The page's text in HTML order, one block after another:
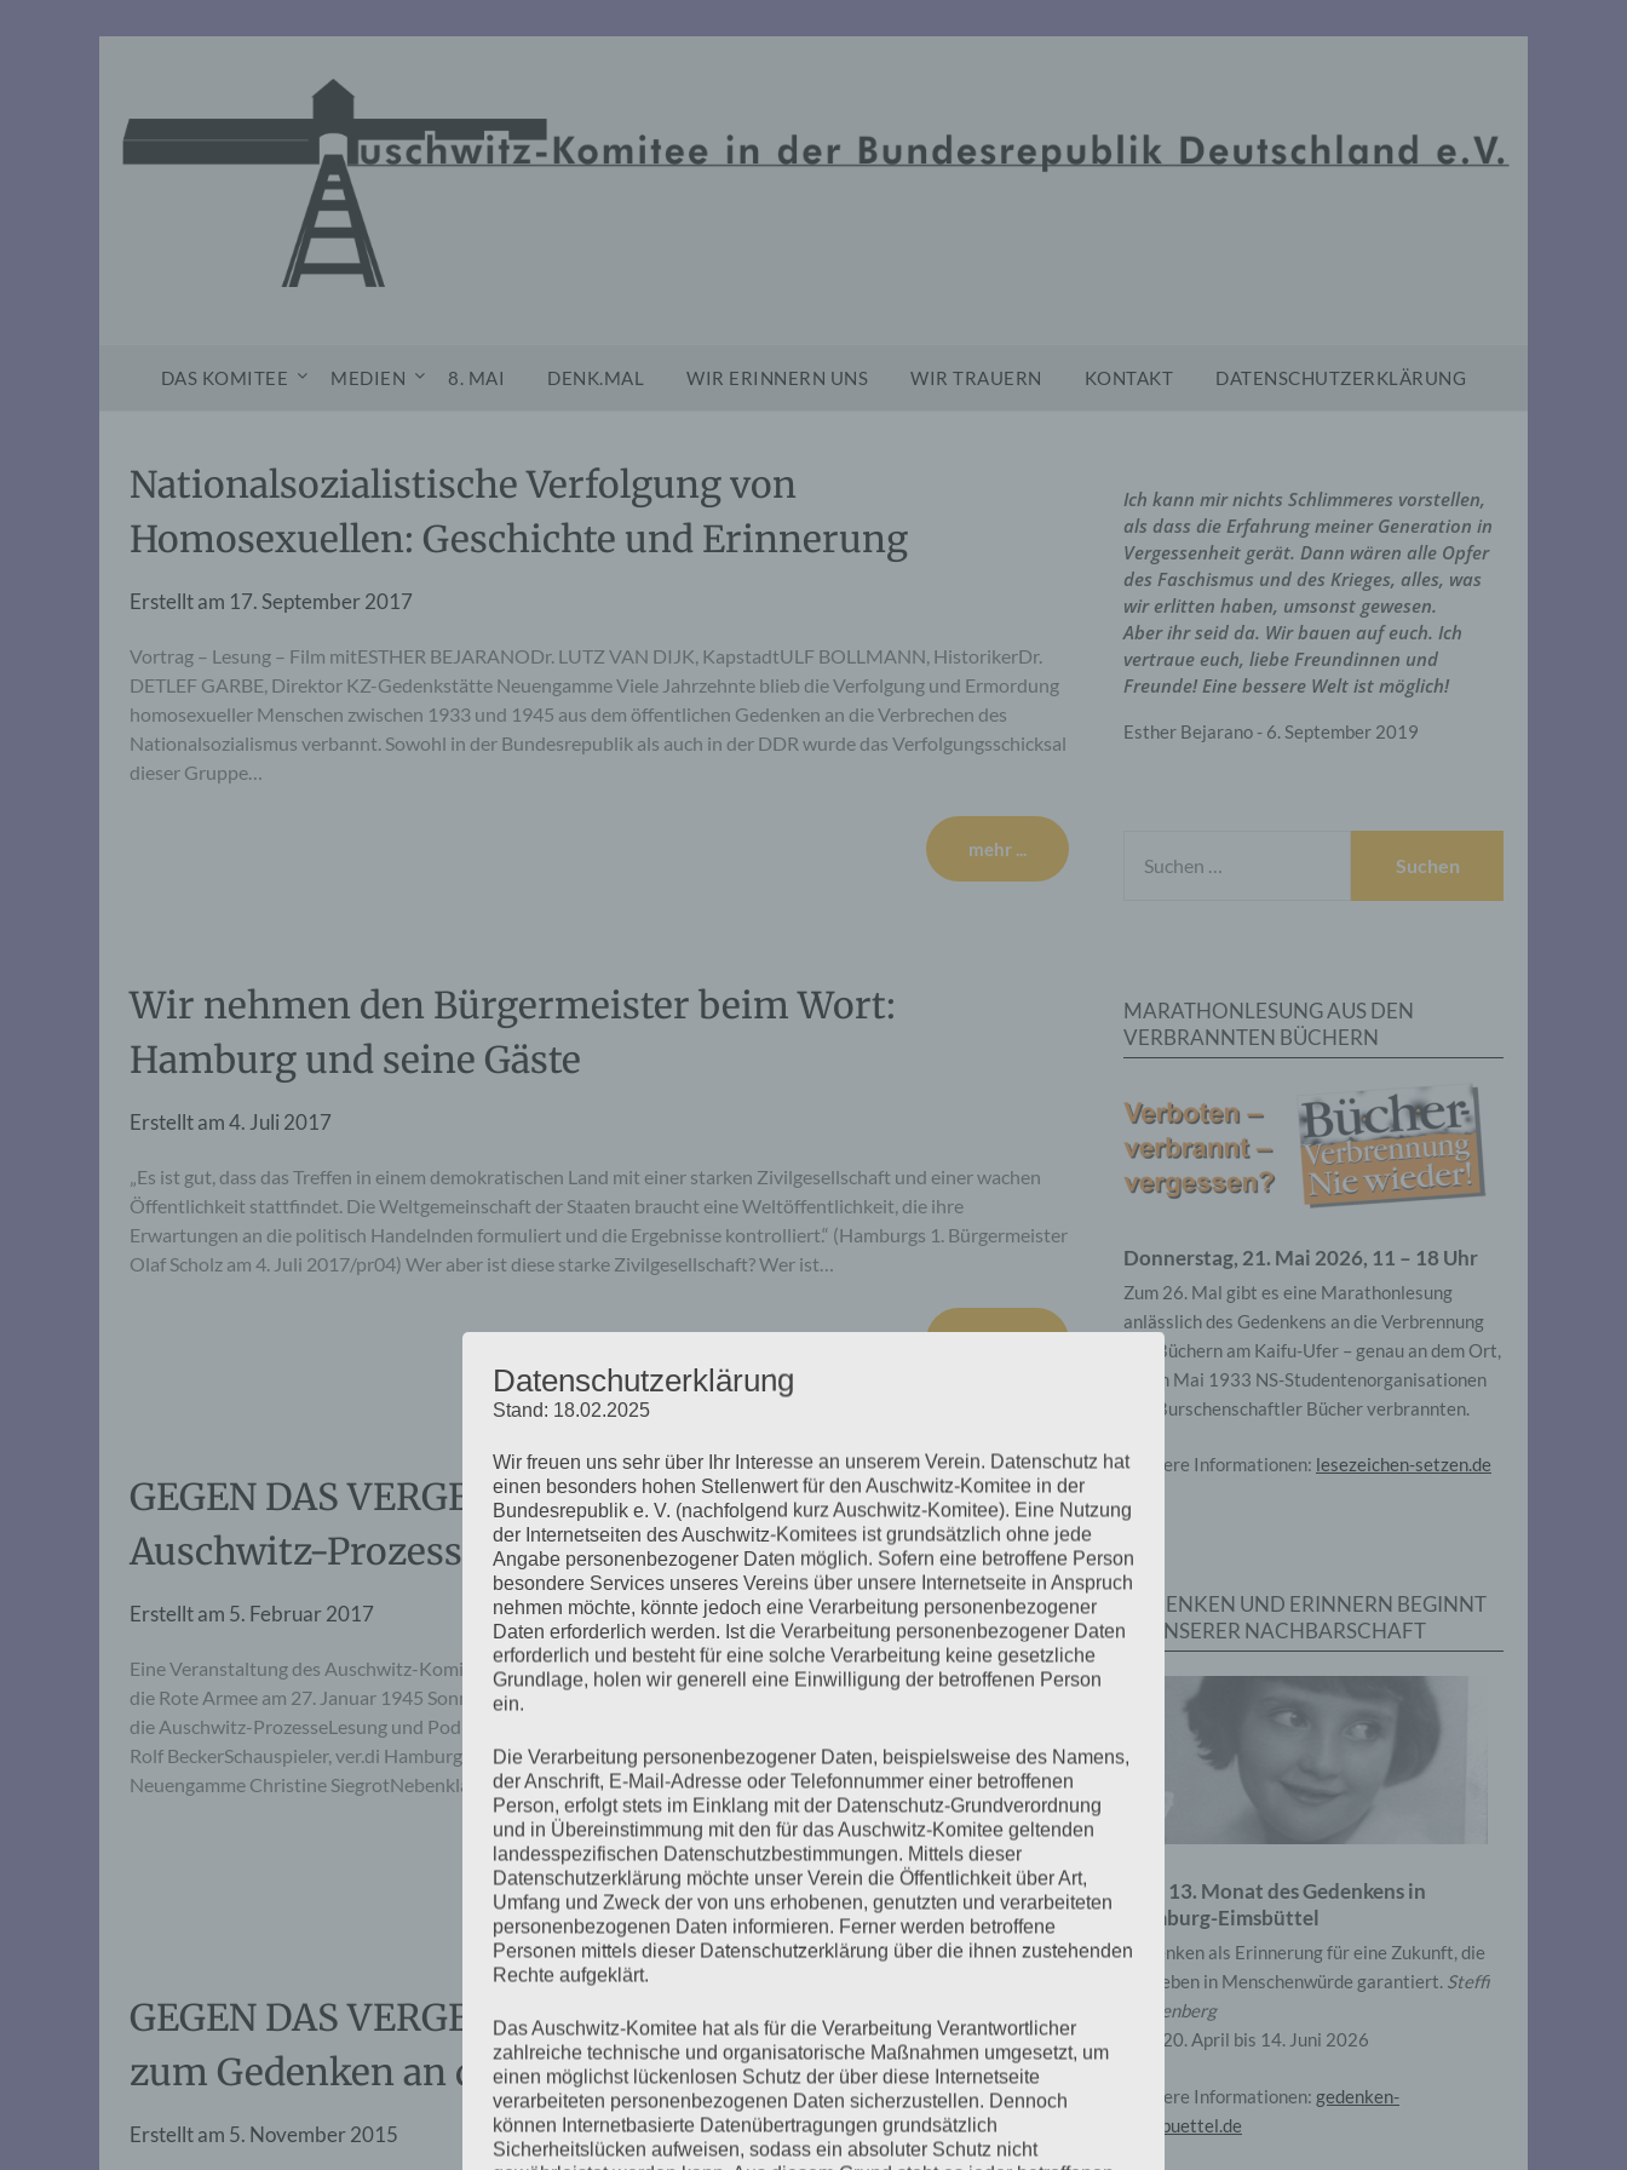
DAS KOMITEE MEDIEN 8. MAI DENK.MAL WIR ERINNERN UNS WIR TRAUERN KONTAKT DATENSCHUTZERKLÄRUNG
Nationalsozialistische Verfolgung von
Homosexuellen: Geschichte und Erinnerung
Erstellt am 17. September 2017
Vortrag – Lesung – Film mitESTHER BEJARANODr. LUTZ VAN DIJK, KapstadtULF BOLLMANN, HistorikerDr.
DETLEF GARBE, Direktor KZ-Gedenkstätte Neuengamme Viele Jahrzehnte blieb die Verfolgung und Ermordung
homosexueller Menschen zwischen 1933 und 1945 aus dem öffentlichen Gedenken an die Verbrechen des
Nationalsozialismus verbannt. Sowohl in der Bundesrepublik als auch in der DDR wurde das Verfolgungsschicksal
dieser Gruppe…
mehr ...
Wir nehmen den Bürgermeister beim Wort:
Hamburg und seine Gäste
Erstellt am4. Juli 2017
„Es ist gut, dass das Treffen in einem demokratischen Land mit einer starken Zivilgesellschaft und einer wachen
Öffentlichkeit stattfindet. Die Weltgemeinschaft der Staaten braucht eine Weltöffentlichkeit, die ihre
Erwartungen an die politisch Handelnden formuliert und die Ergebnisse kontrolliert.“ (Hamburgs 1. Bürgermeister
Olaf Scholz am 4. Juli 2017/pr04) Wer aber ist diese starke Zivilgesellschaft? Wer ist…
GEGEN DAS VERGESSEN: »Fritz Bauer und die
Auschwitz-Prozesse«
Erstellt am 5. Februar 2017
Eine Veranstaltung des Auschwitz-Komitees anlässlich der Befreiung des Konzentrationslagers Auschwitz durch
die Rote Armee am 27. Januar 1945 Sonntag, 5. Februar 2017, 12 Uhr Polittbüro, Steindamm 45 Fritz Bauer und
die Auschwitz-ProzesseLesung und Podiumsgesprächmit Esther BejaranoVorsitzende des Auschwitz-Komitees
Rolf BeckerSchauspieler, ver.di Hamburg, FB Medien Dr. Detlef GarbeDirektor der KZ-Gedenkstätte
Neuengamme Christine SiegrotNebenklage-Anwältin in Detmold und…
mehr ...
GEGEN DAS VERGESSEN: Das Auschwitz-Komitee
zum Gedenken an die Pogromnacht 1938
Erstellt am 5. November 2015
Ich kann mir nichts Schlimmeres vorstellen,
als dass die Erfahrung meiner Generation in
Vergessenheit gerät. Dann wären alle Opfer
des Faschismus und des Krieges, alles, was
wir erlitten haben, umsonst gewesen.
Aber ihr seid da. Wir bauen auf euch. Ich
vertraue euch, liebe Freundinnen und
Freunde! Eine bessere Welt ist möglich!
Esther Bejarano - 6. September 2019
NACH:
MARATHONLESUNG AUS DEN
VERBRANNTEN BÜCHERN
Donnerstag, 21. Mai 2026, 11 – 18 Uhr
Zum 26. Mal gibt es eine Marathonlesung
anlässlich des Gedenkens an die Verbrennung
von Büchern am Kaifu-Ufer – genau an dem Ort,
wo im Mai 1933 NS-Studentenorganisationen
und Burschenschaftler Bücher verbrannten.
Weitere Informationen: lesezeichen-setzen.de
GEDENKEN UND ERINNERN BEGINNT
IN UNSERER NACHBARSCHAFT
Zum 13. Monat des Gedenkens in
Hamburg-Eimsbüttel
Gedenken als Erinnerung für eine Zukunft, die
ein Leben in Menschenwürde garantiert. Steffi
Wittenberg
Vom 20. April bis 14. Juni 2026
Weitere Informationen: gedenken-
eimsbuettel.de
Datenschutzerklärung
Stand: 18.02.2025
Wir freuen uns sehr über Ihr Interesse an unserem Verein. Datenschutz hat
einen besonders hohen Stellenwert für den Auschwitz-Komitee in der
Bundesrepublik e. V. (nachfolgend kurz Auschwitz-Komitee). Eine Nutzung
der Internetseiten des Auschwitz-Komitees ist grundsätzlich ohne jede
Angabe personenbezogener Daten möglich. Sofern eine betroffene Person
besondere Services unseres Vereins über unsere Internetseite in Anspruch
nehmen möchte, könnte jedoch eine Verarbeitung personenbezogener
Daten erforderlich werden. Ist die Verarbeitung personenbezogener Daten
erforderlich und besteht für eine solche Verarbeitung keine gesetzliche
Grundlage, holen wir generell eine Einwilligung der betroffenen Person
ein.
Die Verarbeitung personenbezogener Daten, beispielsweise des Namens,
der Anschrift, E-Mail-Adresse oder Telefonnummer einer betroffenen
Person, erfolgt stets im Einklang mit der Datenschutz-Grundverordnung
und in Übereinstimmung mit den für das Auschwitz-Komitee geltenden
landesspezifischen Datenschutzbestimmungen. Mittels dieser
Datenschutzerklärung möchte unser Verein die Öffentlichkeit über Art,
Umfang und Zweck der von uns erhobenen, genutzten und verarbeiteten
personenbezogenen Daten informieren. Ferner werden betroffene
Personen mittels dieser Datenschutzerklärung über die ihnen zustehenden
Rechte aufgeklärt.
Das Auschwitz-Komitee hat als für die Verarbeitung Verantwortlicher
zahlreiche technische und organisatorische Maßnahmen umgesetzt, um
einen möglichst lückenlosen Schutz der über diese Internetseite
verarbeiteten personenbezogenen Daten sicherzustellen. Dennoch
können Internetbasierte Datenübertragungen grundsätzlich
Sicherheitslücken aufweisen, sodass ein absoluter Schutz nicht